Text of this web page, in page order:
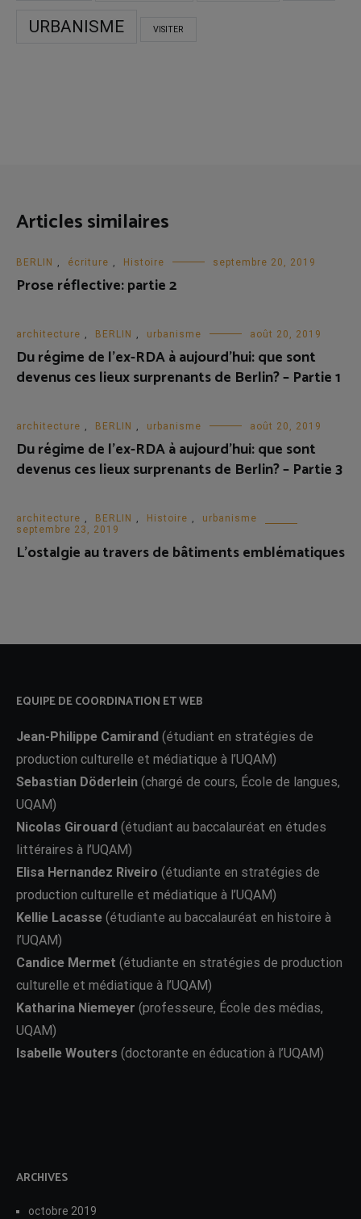
URBANISME VISITER
Articles similaires
BERLIN , écriture , Histoire septembre 20, 2019
Prose réflective: partie 2
architecture , BERLIN , urbanisme août 20, 2019
Du régime de l’ex-RDA à aujourd’hui: que sont
devenus ces lieux surprenants de Berlin? – Partie 1
architecture , BERLIN , urbanisme août 20, 2019
Du régime de l’ex-RDA à aujourd’hui: que sont
devenus ces lieux surprenants de Berlin? – Partie 3
architecture , BERLIN , Histoire ,
urbanisme
septembre 23, 2019
L’ostalgie au travers de bâtiments emblématiques
EQUIPE DE COORDINATION ET WEB
Jean-Philippe Camirand (étudiant en stratégies de
production culturelle et médiatique à l’UQAM)
Sebastian Döderlein (chargé de cours, École de langues,
UQAM)
Nicolas Girouard (étudiant au baccalauréat en études
littéraires à l’UQAM)
Elisa Hernandez Riveiro (étudiante en stratégies de
production culturelle et médiatique à l’UQAM)
Kellie Lacasse (étudiante au baccalauréat en histoire à
l’UQAM)
Candice Mermet (étudiante en stratégies de production
culturelle et médiatique à l’UQAM)
Katharina Niemeyer (professeure, École des médias,
UQAM)
Isabelle Wouters (doctorante en éducation à l’UQAM)
ARCHIVES
octobre 2019